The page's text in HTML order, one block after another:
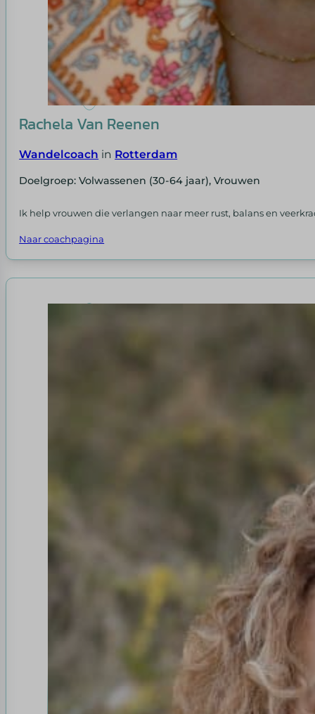
Rachela Van Reenen
Wandelcoach in Rotterdam
Doelgroep: Volwassenen (30-64 jaar), Vrouwen
Ik help vrouwen die verlangen naar meer rust, balans en
Naar coachpagina